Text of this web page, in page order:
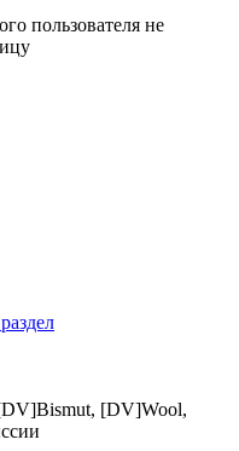
пользователя не
[DV]Wool,